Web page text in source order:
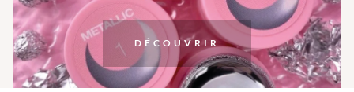
DÉCOUVRIR